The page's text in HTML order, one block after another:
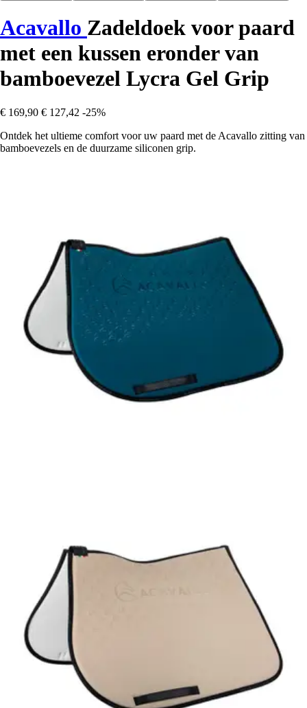
Acavallo Zadeldoek voor paard
met een kussen eronder van
bamboevezel Lycra Gel Grip
€ 169,90 € 127,42 -25%
Ontdek het ultieme comfort voor uw paard met de Acavallo zitting van
bamboevezels en de duurzame siliconen grip.